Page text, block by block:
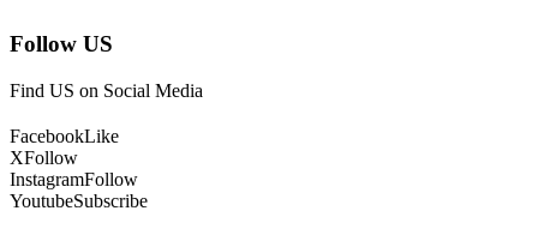
Follow US
Find US on Social Media
FacebookLike
XFollow
InstagramFollow
YoutubeSubscribe